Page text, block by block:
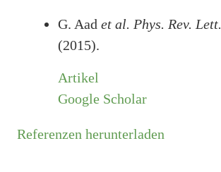
G. Aad et al. Phys. Rev. Lett.
(2015).
Artikel
Google Scholar
Referenzen herunterladen